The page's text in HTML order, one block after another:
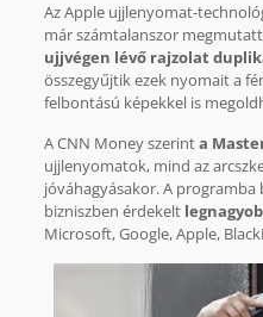
Az Apple ujjlenyomat-
már számtalanszor
ujjvégen lévő rajzolat
összegyűjtik ezek nyomait a
felbontású képekkel is
A CNN Money szerinta
ujjlenyomatok, mind az
jóváhagyásakor. A
bizniszben érdekelt
Microsoft, Google, Apple,